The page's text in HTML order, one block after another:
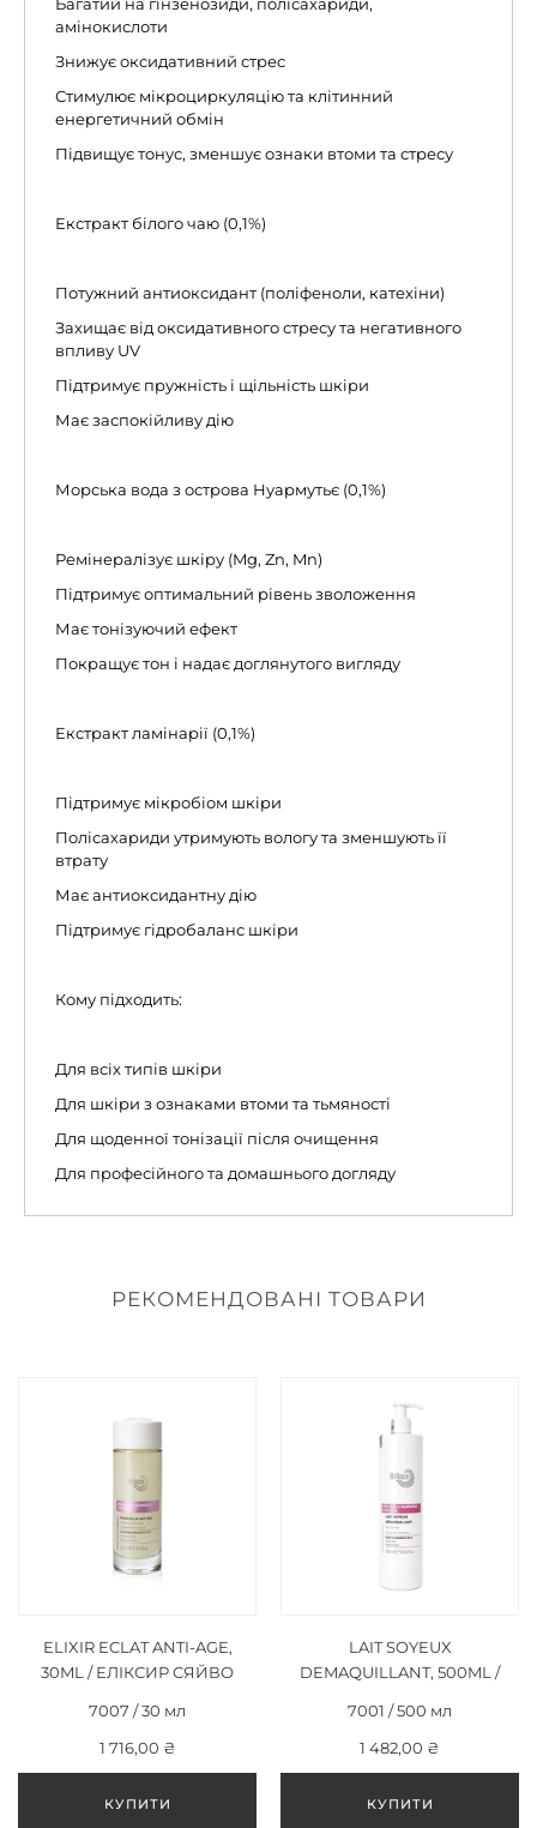
амінокислоти
Знижує оксидативний стрес
Стимулює мікроциркуляцію та клітинний
енергетичний обмін
Підвищує тонус, зменшує ознаки втоми та стресу
Екстракт білого чаю (0,1%)
Потужний антиоксидант (поліфеноли, катехіни)
Захищає від оксидативного стресу та негативного
впливу UV
Підтримує пружність і щільність шкіри
Має заспокійливу дію
Морська вода з острова Нуармутьє (0,1%)
Ремінералізує шкіру (Mg, Zn, Mn)
Підтримує оптимальний рівень зволоження
Має тонізуючий ефект
Покращує тон і надає доглянутого вигляду
Екстракт ламінарії (0,1%)
Підтримує мікробіом шкіри
Полісахариди утримують вологу та зменшують її
втрату
Має антиоксидантну дію
Підтримує гідробаланс шкіри
Кому підходить:
Для всіх типів шкіри
Для шкіри з ознаками втоми та тьмяності
Для щоденної тонізації після очищення
Для професійного та домашнього догляду
РЕКОМЕНДОВАНІ ТОВАРИ
ELIXIR ECLAT ANTI-AGE,
30ML / ЕЛІКСИР СЯЙВО
7007 / 30 мл
1 716,00 ₴
LAIT SOYEUX
DEMAQUILLANT, 500ML /
ДЛЯ ДЕМАКІЯЖУ, 500МЛ
7001 / 500 мл
1 482,00 ₴